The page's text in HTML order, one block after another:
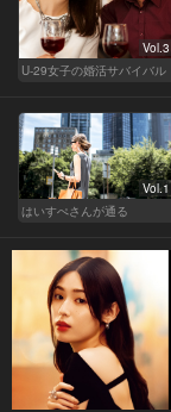
Vol.3
U-29女子の婚活サバイバル
Vol.1
はいすぺさんが通る